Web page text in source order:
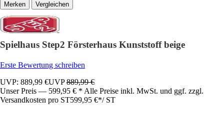
Vergleichen
Spielhaus Step2 Försterhaus Kunststoff beige
Erste Bewertung schreiben
UVP: 889,99 €UVP889,99 €
Unser Preis — 599,95 € * Alle Preise inkl. MwSt. und ggf. zzgl.
Versandkosten pro ST599,95 €*/ ST